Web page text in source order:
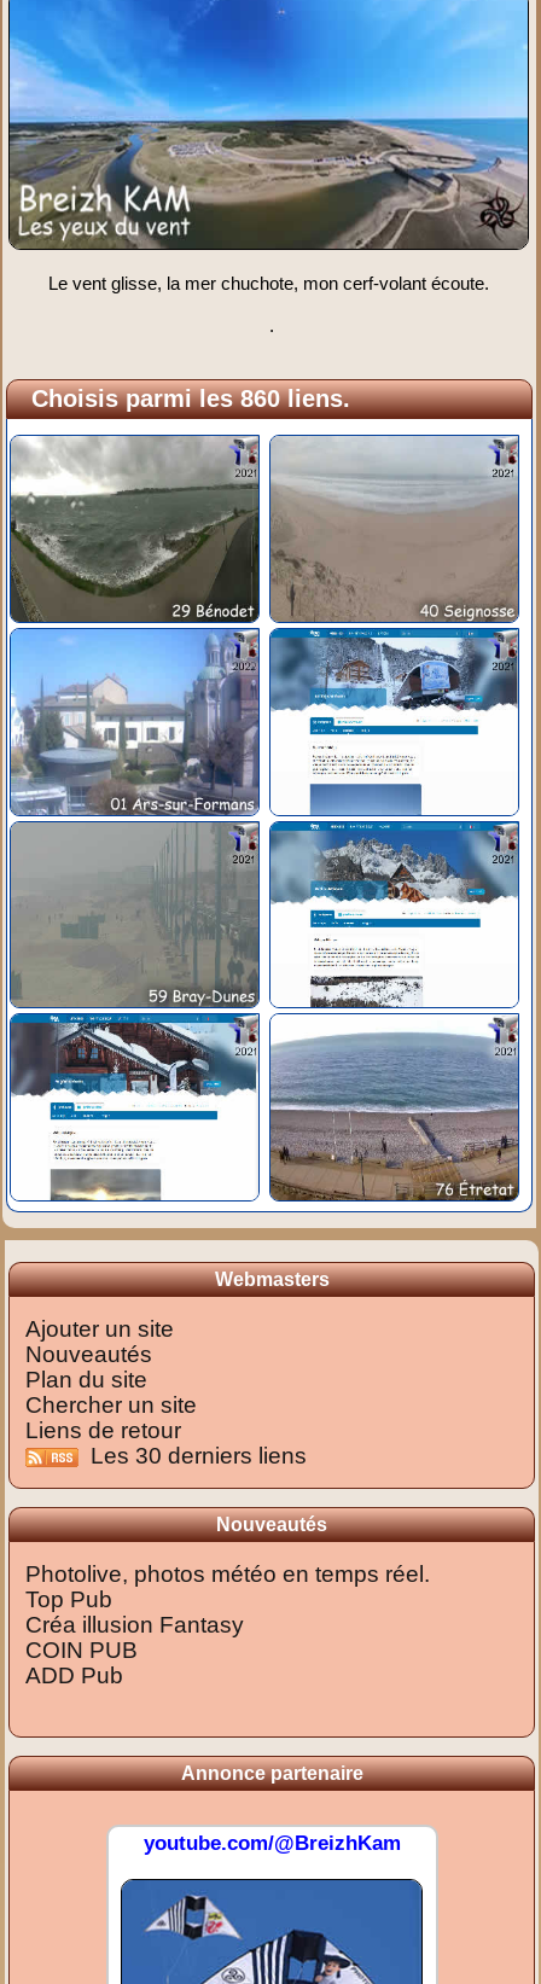
Le vent glisse, la mer chuchote, mon cerf-volant écoute.
.
Choisis parmi les 860 liens.
Webmasters
Ajouter un site
Nouveautés
Plan du site
Chercher un site
Liens de retour
Les 30 derniers liens
Nouveautés
Photolive, photos météo en temps réel.
Top Pub
Créa illusion Fantasy
COIN PUB
ADD Pub
Annonce partenaire
youtube.com/@BreizhKam